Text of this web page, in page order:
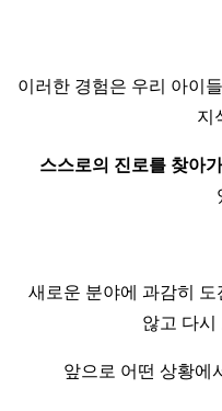
이러한 경험은 우리 아이
지
스스로의 진로를 찾아
새로운 분야에 과감히
않고 다
앞으로 어떤 상황에